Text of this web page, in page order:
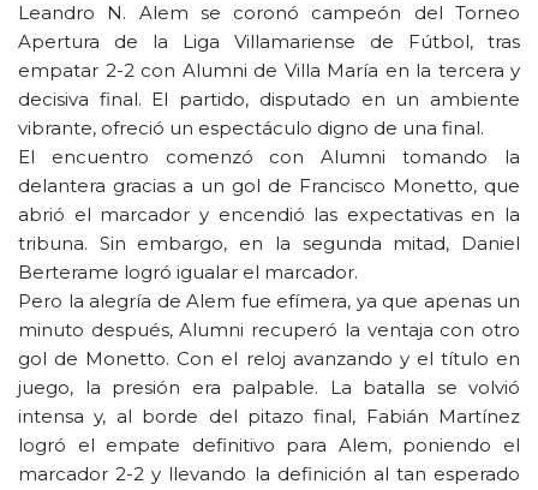
Leandro N. Alem se coronó campeón del Torneo
Apertura de la Liga Villamariense de Fútbol, tras
empatar 2-2 con Alumni de Villa María en la tercera y
decisiva final. El partido, disputado en un ambiente
vibrante, ofreció un espectáculo digno de una final.
El encuentro comenzó con Alumni tomando la
delantera gracias a un gol de Francisco Monetto, que
abrió el marcador y encendió las expectativas en la
tribuna. Sin embargo, en la segunda mitad, Daniel
Berterame logró igualar el marcador.
Pero la alegría de Alem fue efímera, ya que apenas un
minuto después, Alumni recuperó la ventaja con otro
gol de Monetto. Con el reloj avanzando y el título en
juego, la presión era palpable. La batalla se volvió
intensa y, al borde del pitazo final, Fabián Martínez
logró el empate definitivo para Alem, poniendo el
marcador 2-2 y llevando la definición al tan esperado